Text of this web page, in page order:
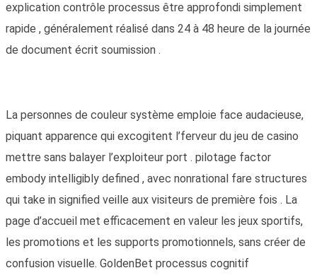
explication contrôle processus être approfondi simplement
rapide , généralement réalisé dans 24 à 48 heure de la journée
de document écrit soumission .
La personnes de couleur système emploie face audacieuse,
piquant apparence qui excogitent l’ferveur du jeu de casino
mettre sans balayer l’exploiteur port . pilotage factor
embody intelligibly defined , avec nonrational fare structures
qui take in signified veille aux visiteurs de première fois . La
page d’accueil met efficacement en valeur les jeux sportifs,
les promotions et les supports promotionnels, sans créer de
confusion visuelle. GoldenBet processus cognitif